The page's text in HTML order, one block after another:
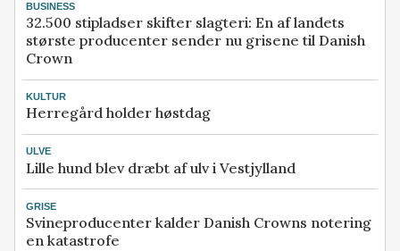
BUSINESS
32.500 stipladser skifter slagteri: En af landets
største producenter sender nu grisene til Danish
Crown
KULTUR
Herregård holder høstdag
ULVE
Lille hund blev dræbt af ulv i Vestjylland
GRISE
Svineproducenter kalder Danish Crowns notering
en katastrofe